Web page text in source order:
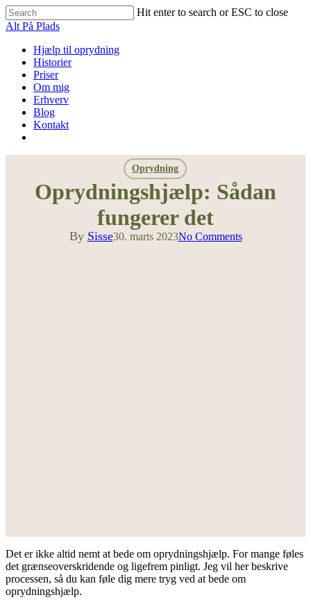
Skip
to
content
Hit enter to search or ESC to close
Close
Alt På Plads
Menu
Hjælp til oprydning
Historier
Priser
Om mig
Erhverv
Blog
Kontakt
Oprydning
Oprydningshjælp: Sådan
fungerer det
By Sisse30. marts 2023No Comments
Det er ikke altid nemt at bede om oprydningshjælp. For mange føles
det grænseoverskridende og ligefrem pinligt. Jeg vil her beskrive
processen, så du kan føle dig mere tryg ved at bede om
oprydningshjælp.